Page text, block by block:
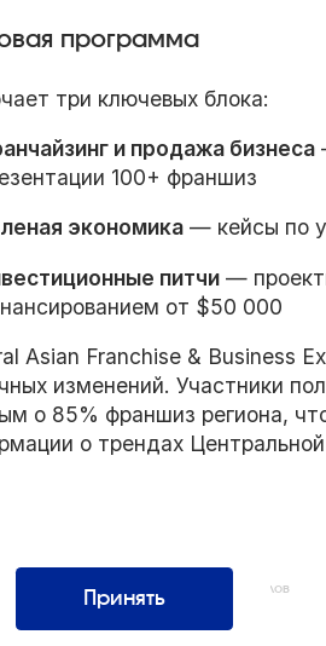
программа
три ключевых блока:
и продажа бизнеса
100+ франшиз
экономика— кейсы по
питчи—
от $50 000
Asian Franchise & Business
изменений. Участники
о 85% франшиз региона,
о трендах
защищены. Использование материалов
только со ссылкой на источник.
Принять